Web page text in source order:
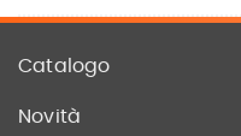
Catalogo
Novità